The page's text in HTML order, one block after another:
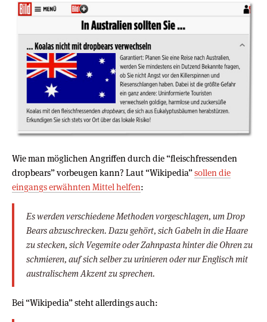
Wie man möglichen Angriffen durch die “fleischfressenden
dropbears” vorbeugen kann? Laut “Wikipedia”sollen die
eingangs erwähnten Mittel helfen:
Es werden verschiedene Methoden vorgeschlagen, um Drop
Bears abzuschrecken. Dazu gehört, sich Gabeln in die Haare
zu stecken, sich Vegemite oder Zahnpasta hinter die Ohren zu
schmieren, auf sich selber zu urinieren oder nur Englisch mit
australischem Akzent zu sprechen.
Bei “Wikipedia” steht allerdings auch: